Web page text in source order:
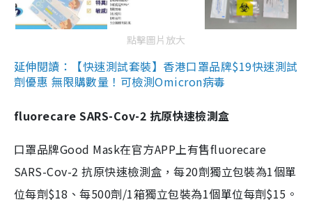
點擊圖片放大
延伸閱讀：【快速測試套裝】香港口罩品牌$19快速測試
劑優惠 無限購數量！可檢測Omicron病毒
fluorecare SARS-Cov-2 抗原快速檢測盒
口罩品牌Good Mask在官方APP上有售fluorecare
SARS-Cov-2 抗原快速檢測盒，每20劑獨立包裝為1個單
位每劑$18、每500劑/1箱獨立包裝為1個單位每劑$15。